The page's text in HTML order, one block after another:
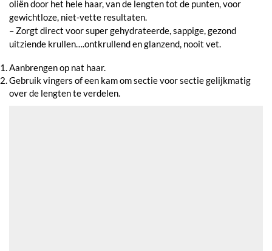
oliën door het hele haar, van de lengten tot de punten, voor
gewichtloze, niet-vette resultaten.
– Zorgt direct voor super gehydrateerde, sappige, gezond
uitziende krullen….ontkrullend en glanzend, nooit vet.
Aanbrengen op nat haar.
Gebruik vingers of een kam om sectie voor sectie gelijkmatig
over de lengten te verdelen.